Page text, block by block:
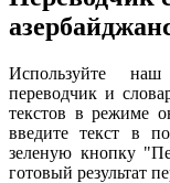
Используйте наш
переводчик и
текстов в режиме
введите текст в
зеленую кнопку
готовый результат